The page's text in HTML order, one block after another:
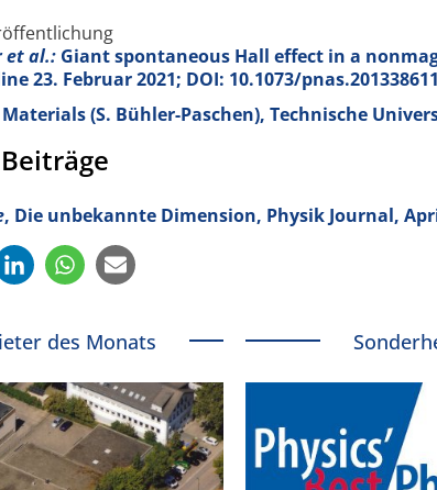
et al.: Giant spontaneous Hall effect in a
23. Februar 2021; DOI: 10.1073/
(S. Bühler-Paschen), Technische
, Die unbekannte Dimension, Physik Journal,
des Monats